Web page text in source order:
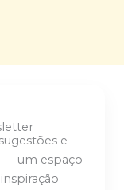
e
— um espaço